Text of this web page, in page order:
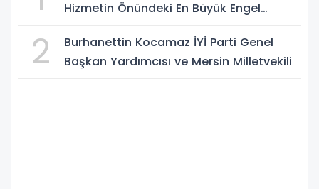
Hizmetin Önündeki En Büyük Engel
2
Burhanettin Kocamaz İYİ Parti Genel
Başkan Yardımcısı ve Mersin Milletvekili